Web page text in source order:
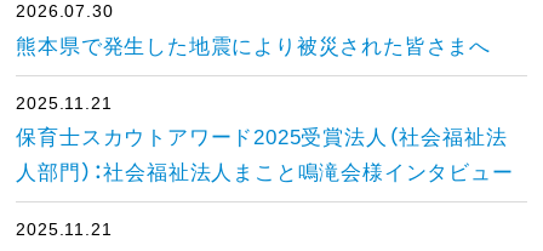
2026.07.30
熊本県で発生した地震により被災された皆さまへ
2025.11.21
保育士スカウトアワード2025受賞法人（社会福祉法
人部門）：社会福祉法人まこと鳴滝会様インタビュー
2025.11.21